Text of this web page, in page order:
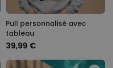
Pull personnalisé avec
tableau
39,99 €